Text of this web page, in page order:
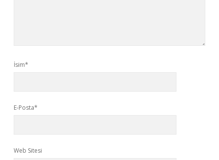
İsim*
E-Posta*
Web Sitesi